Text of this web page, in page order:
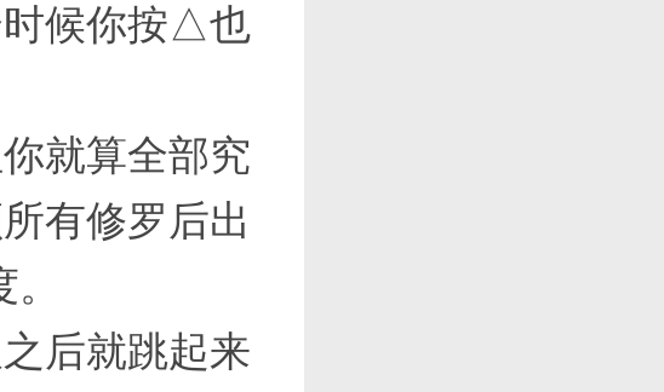
时候你按△也
就算全部究
有修罗后出
后就跳起来